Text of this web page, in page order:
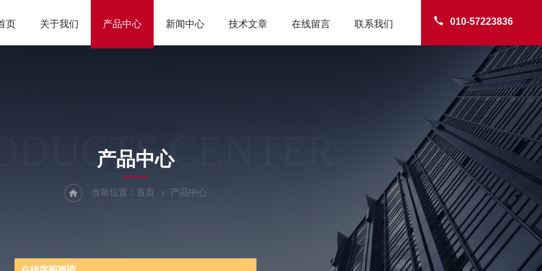
010-57223836
页 关于我们 产品中心 新闻中心 技术文章 在线留言 联系我们
CENTER
产品中心
当前位置： 首页 产品中心